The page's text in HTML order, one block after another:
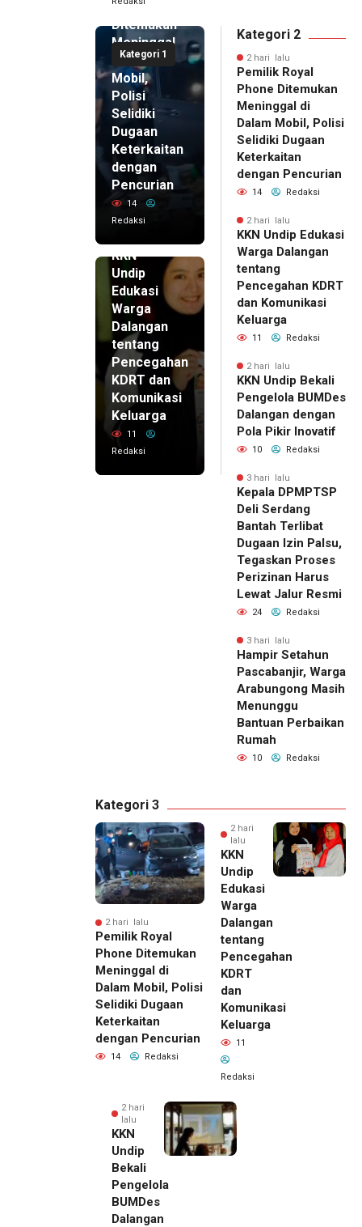
Kategori 1
Phone
Ditemukan
Meninggal
di Dalam
Mobil,
Polisi
Selidiki
Dugaan
Keterkaitan
dengan
Pencurian
14
Redaksi
KKN
Undip
Edukasi
Warga
Dalangan
tentang
Pencegahan
KDRT dan
Komunikasi
Keluarga
11
Redaksi
Kategori 2
2 hari lalu
Pemilik Royal
Phone Ditemukan
Meninggal di
Dalam Mobil, Polisi
Selidiki Dugaan
Keterkaitan
dengan Pencurian
14 Redaksi
2 hari lalu
KKN Undip Edukasi
Warga Dalangan
tentang
Pencegahan KDRT
dan Komunikasi
Keluarga
11 Redaksi
2 hari lalu
KKN Undip Bekali
Pengelola BUMDes
Dalangan dengan
Pola Pikir Inovatif
10 Redaksi
3 hari lalu
Kepala DPMPTSP
Deli Serdang
Bantah Terlibat
Dugaan Izin Palsu,
Tegaskan Proses
Perizinan Harus
Lewat Jalur Resmi
24 Redaksi
3 hari lalu
Hampir Setahun
Pascabanjir, Warga
Arabungong Masih
Menunggu
Bantuan Perbaikan
Rumah
10 Redaksi
Kategori 3
2 hari lalu
Pemilik Royal
Phone Ditemukan
Meninggal di
Dalam Mobil, Polisi
Selidiki Dugaan
Keterkaitan
dengan Pencurian
14 Redaksi
2 hari
lalu
KKN
Undip
Edukasi
Warga
Dalangan
tentang
Pencegahan
KDRT
dan
Komunikasi
Keluarga
11
Redaksi
2 hari
lalu
KKN
Undip
Bekali
Pengelola
BUMDes
Dalangan